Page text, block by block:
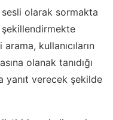
olarak sormakta
kullanıcıların
olanak tanıdığı
yanıt verecek şekilde